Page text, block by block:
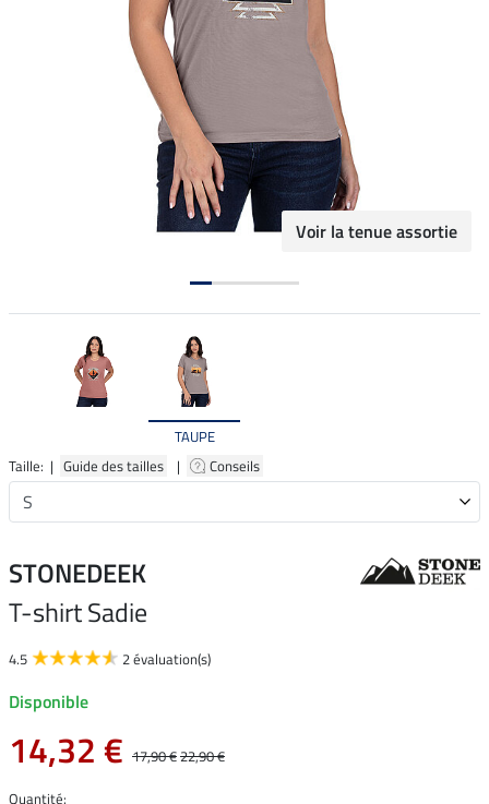
Voir la tenue assortie
TAUPE
Taille: | Guide des tailles | Conseils
STONEDEEK
T-shirt Sadie
4.5 2 évaluation(s)
Disponible
14,32 € 17,90 €22,90 €
Quantité: